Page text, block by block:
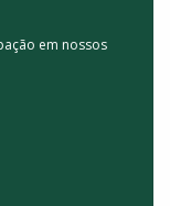
em nossos